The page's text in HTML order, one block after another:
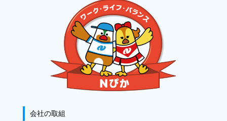
会社の取組